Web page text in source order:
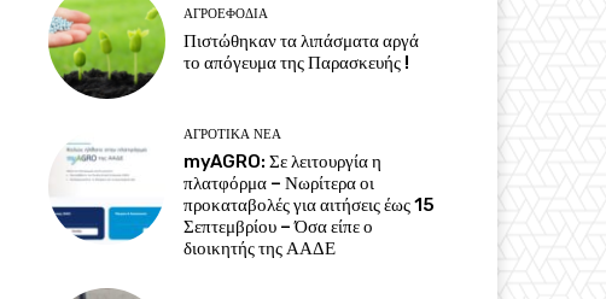
ΑΓΡΟΕΦΌΔΙΑ
Πιστώθηκαν τα λιπάσματα αργά
το απόγευμα της Παρασκευής !
ΑΓΡΟΤΙΚΆ ΝΈΑ
myAGRO: Σε λειτουργία η
πλατφόρμα – Νωρίτερα οι
προκαταβολές για αιτήσεις έως 15
Σεπτεμβρίου – Όσα είπε ο
διοικητής της ΑΑΔΕ